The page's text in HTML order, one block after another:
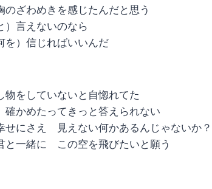
ざわめきを感じたんだと思う
）言えないのなら
を）信じればいいんだ
物をしていないと自惚れてた
かめたってきっと答えられない
にさえ 見えない何かあるんじゃないか？
一緒に この空を飛びたいと願う